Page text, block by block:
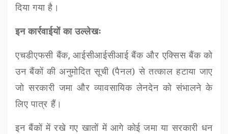
दिया गया है।
इन कार्रवाईयों का उल्लेखः
एचडीएफसी बैंक,आईसीआईसीआई बैंक और एक्सिस बैंक को
उन बैंकों की अनुमोदित सूची (पैनल) से तत्काल हटाया जाए
जो सरकारी जमा और व्यावसायिक लेनदेन को संभालने के
लिए पात्र हैं।
इन बैंकों में रखे गए खातों में आगे कोई जमा या सरकारी धन